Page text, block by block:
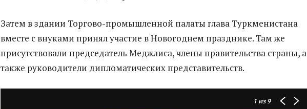
Затем в здании Торгово-промышленной палаты глава Туркменистана
вместе с внуками принял участие в Новогоднем празднике. Там же
присутствовали председатель Меджлиса, члены правительства страны, а
также руководители дипломатических представительств.
1 из 9